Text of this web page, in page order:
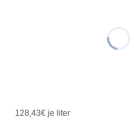
128,43€ je liter